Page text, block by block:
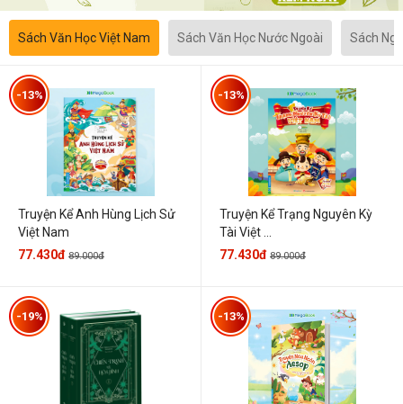
Sách Văn Học Việt Nam Sách Văn Học Nước Ngoài Sách
Truyện Kể Anh Hùng Lịch Sử
Việt Nam
-13%
77.430đ 89.000đ
Truyện Kể Trạng Nguyên Kỳ
Tài Việt ...
-13%
77.430đ 89.000đ
-19% -13%